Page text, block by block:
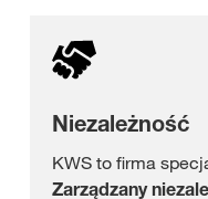
Niezależność
KWS to firma
Zarządzany